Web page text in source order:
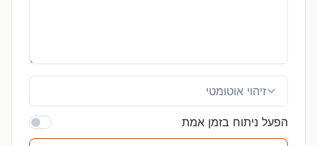
הפעל ניתוח בזמן אמת